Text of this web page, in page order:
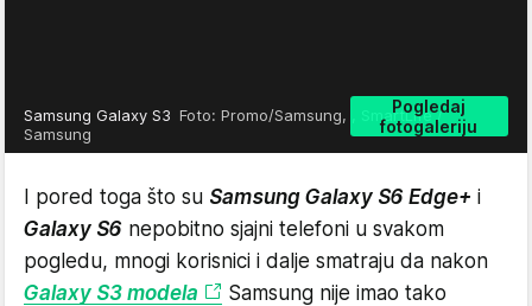
Pogledaj
fotogaleriju
Samsung Galaxy S3 Foto: Promo/Samsung, , SmartLife /
Samsung
I pored toga što su Samsung Galaxy S6 Edge+ i
Galaxy S6 nepobitno sjajni telefoni u svakom
pogledu, mnogi korisnici i dalje smatraju da nakon
Galaxy S3 modela
Samsung nije imao tako